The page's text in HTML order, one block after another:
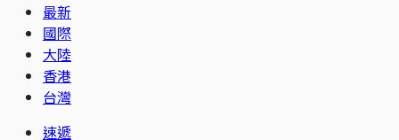
最新
國際
大陸
香港
台灣
速遞